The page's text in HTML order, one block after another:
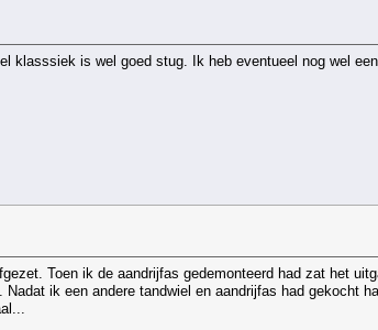
is wel goed stug. Ik heb eventueel nog wel
Toen ik de aandrijfas gedemonteerd had zat het
ik een andere tandwiel en aandrijfas had gekocht